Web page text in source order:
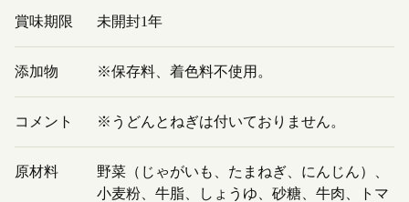
賞味期限 未開封1年
添加物 ※保存料、着色料不使用。
コメント ※うどんとねぎは付いておりません。
原材料
野菜（じゃがいも、たまねぎ、にんじん）、
小麦粉、牛脂、しょうゆ、砂糖、牛肉、トマ